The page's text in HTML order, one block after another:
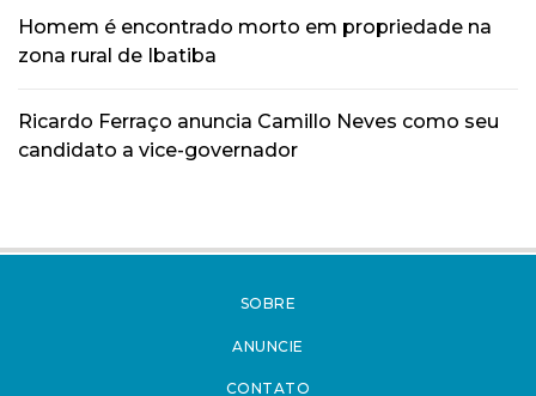
Homem é encontrado morto em propriedade na
zona rural de Ibatiba
Ricardo Ferraço anuncia Camillo Neves como seu
candidato a vice-governador
SOBRE
ANUNCIE
CONTATO